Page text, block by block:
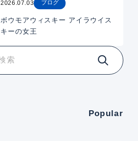
2026.07.03 ブログ
ボウモアウィスキー アイラウイス
キーの女王
Popular